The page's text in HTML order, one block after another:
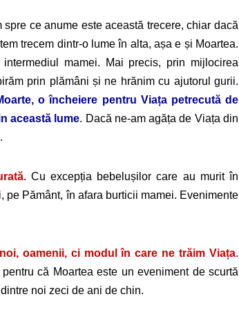
spre ce anume este această trecere, chiar dacă
trecem dintr-o lume în alta, așa e și Moartea.
mamei. Mai precis, prin mijlocirea
prin plămâni și ne hrănim cu ajutorul gurii.
o încheiere pentru Viața petrecută de
această lume. Dacă ne-am agăța de Viața din
. Cu excepția bebelușilor care au murit în
Pământ, în afara burticii mamei. Evenimente
oamenii, ci modul în care ne trăim Viața.
că Moartea este un eveniment de scurtă
noi zeci de ani de chin.